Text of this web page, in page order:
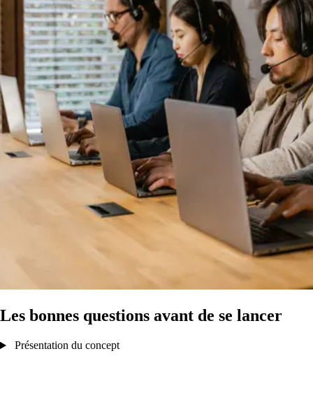
Les bonnes questions avant de se lancer
Présentation du concept